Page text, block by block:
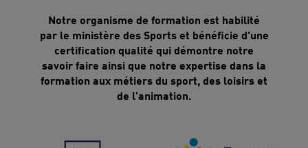
Notre organisme de formation est habilité
par le ministère des Sports et bénéficie d'une
certification qualité qui démontre notre
savoir faire ainsi que notre expertise dans la
formation aux métiers du sport, des loisirs et
de l'animation.